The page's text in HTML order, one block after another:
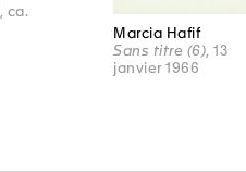
, ca.
Marcia Hafif
Sans titre (6) , 13
janvier 1966